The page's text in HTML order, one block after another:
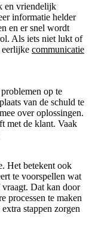
en vriendelijk
informatie helder
en er snel wordt
Als iets niet lukt of
communicatie
op te
van de schuld te
over oplossingen.
met de klant. Vaak
Het betekent ook
te voorspellen wat
Dat kan door
processen te maken
stappen zorgen